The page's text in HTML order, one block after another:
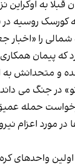
به اوکراین
روسیه در
را
پیمان همکاری
و متحدانش
در جنگ می
حمله
اعزام
واحدهای